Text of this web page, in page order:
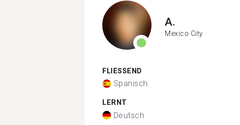
A.
Mexico City
FLIESSEND
Spanisch
LERNT
Deutsch